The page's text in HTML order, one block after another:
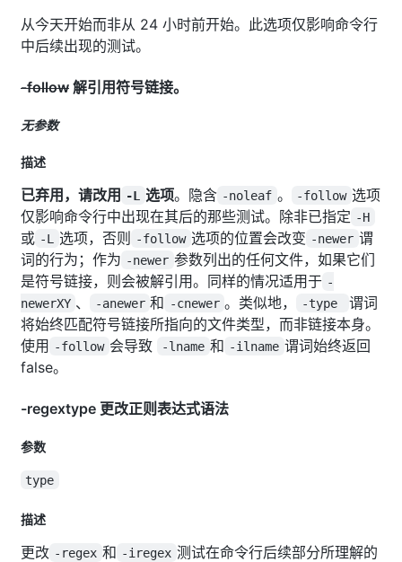
从今天开始而非从 24 小时前开始。此选项仅影响命令行
中后续出现的测试。
-follow 解引用符号链接。
无参数
描述
已弃用，请改用 -L 选项。隐含 -noleaf 。 -follow 选项
仅影响命令行中出现在其后的那些测试。除非已指定 -H
或 -L 选项，否则 -follow 选项的位置会改变 -newer 谓
词的行为；作为 -newer 参数列出的任何文件，如果它们
是符号链接，则会被解引用。同样的情况适用于 -
newerXY 、 -anewer 和 -cnewer 。类似地， -type
谓词
将始终匹配符号链接所指向的文件类型，而非链接本身。
使用 -follow 会导致 -lname 和 -ilname 谓词始终返回
false。
-regextype 更改正则表达式语法
参数
type
描述
更改 -regex 和 -iregex 测试在命令行后续部分所理解的